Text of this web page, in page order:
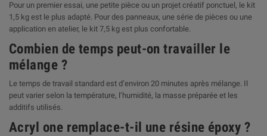
Pour un premier essai, une petite pièce ou un projet créatif ponctuel, le kit
1,5 kg est le plus adapté. Pour des panneaux, une série de pièces ou une
application en atelier, le kit 7,5 kg est plus confortable.
Combien de temps peut-on travailler le
mélange ?
Le temps de travail standard est d’environ 20 minutes après mélange. Il
peut varier selon la température, l’humidité, la masse préparée et les
additifs utilisés.
Acryl one remplace-t-il une résine époxy ?